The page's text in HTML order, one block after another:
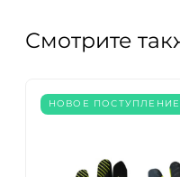
Смотрите
НОВОЕ ПОСТУПЛЕНИЕ